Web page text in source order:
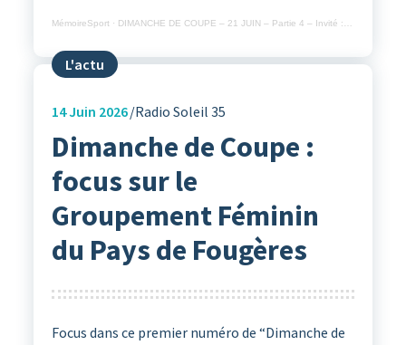
MémoireSport · DIMANCHE DE COUPE – 21 JUIN – Partie 4 – Invité : Stéphane Guivarch champion du Monde 1998
L'actu
14Juin 2026 Radio Soleil 35
Dimanche de Coupe :
focus sur le
Groupement Féminin
du Pays de Fougères
Focus dans ce premier numéro de “Dimanche de